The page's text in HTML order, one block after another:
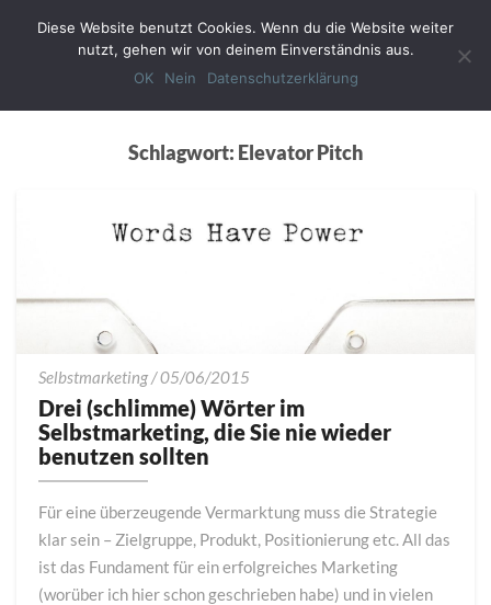
Toggle
Schlagwort: Elevator Pitch
Selbstmarketing/05/06/2015
(schlimme)
Wörter
im
Sie
nie
wieder
benutzen
Drei (schlimme) Wörter im
Selbstmarketing, die Sie nie wieder
benutzen sollten
Für eine überzeugende Vermarktung muss die Strategie
klar sein – Zielgruppe, Produkt, Positionierung etc. All das
ist das Fundament für ein erfolgreiches Marketing
(worüber ich hier schon geschrieben habe) und in vielen
Diese Website benutzt Cookies. Wenn du die Website weiter
nutzt, gehen wir von deinem Einverständnis aus.
OK
Nein Datenschutzerklärung